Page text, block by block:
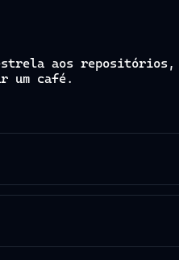
aos repositórios,
um café.